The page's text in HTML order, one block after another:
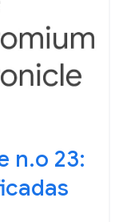
n.o 23: